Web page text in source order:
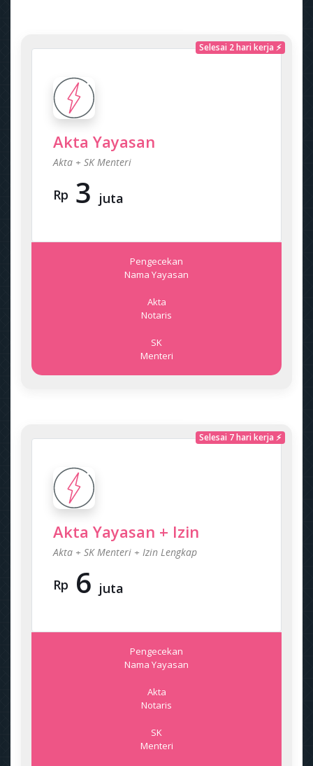
Selesai 2 hari kerja ⚡
Akta Yayasan
Akta + SK Menteri
Rp 3 juta
Pengecekan
Nama Yayasan
Akta
Notaris
SK
Menteri
Selesai 7 hari kerja ⚡
Akta Yayasan + Izin
Akta + SK Menteri + Izin Lengkap
Rp 6 juta
Pengecekan
Nama Yayasan
Akta
Notaris
SK
Menteri